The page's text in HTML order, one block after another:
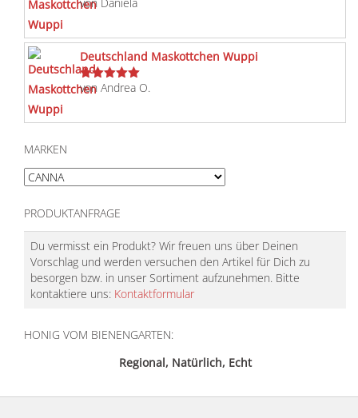
Bewertet
Deutschland Maskottchen Wuppi
Bewertet
von Andrea O.
MARKEN
PRODUKTANFRAGE
Du vermisst ein Produkt? Wir freuen uns über Deinen
Vorschlag und werden versuchen den Artikel für Dich zu
besorgen bzw. in unser Sortiment aufzunehmen. Bitte
kontaktiere uns: Kontaktformular
HONIG VOM BIENENGARTEN:
Regional, Natürlich, Echt